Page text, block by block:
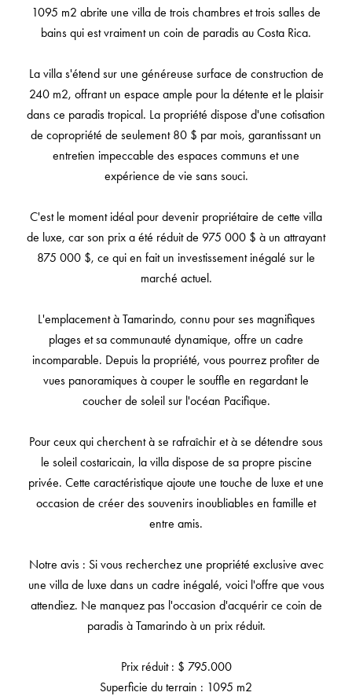
1095 m2 abrite une villa de trois chambres et trois salles de
bains qui est vraiment un coin de paradis au Costa Rica.
La villa s'étend sur une généreuse surface de construction de
240 m2, offrant un espace ample pour la détente et le plaisir
dans ce paradis tropical. La propriété dispose d'une cotisation
de copropriété de seulement 80 $ par mois, garantissant un
entretien impeccable des espaces communs et une
expérience de vie sans souci.
C'est le moment idéal pour devenir propriétaire de cette villa
de luxe, car son prix a été réduit de 975 000 $ à un attrayant
875 000 $, ce qui en fait un investissement inégalé sur le
marché actuel.
L'emplacement à Tamarindo, connu pour ses magnifiques
plages et sa communauté dynamique, offre un cadre
incomparable. Depuis la propriété, vous pourrez profiter de
vues panoramiques à couper le souffle en regardant le
coucher de soleil sur l'océan Pacifique.
Pour ceux qui cherchent à se rafraîchir et à se détendre sous
le soleil costaricain, la villa dispose de sa propre piscine
privée. Cette caractéristique ajoute une touche de luxe et une
occasion de créer des souvenirs inoubliables en famille et
entre amis.
Notre avis : Si vous recherchez une propriété exclusive avec
une villa de luxe dans un cadre inégalé, voici l'offre que vous
attendiez. Ne manquez pas l'occasion d'acquérir ce coin de
paradis à Tamarindo à un prix réduit.
Prix réduit : $ 795.000
Superficie du terrain : 1095 m2